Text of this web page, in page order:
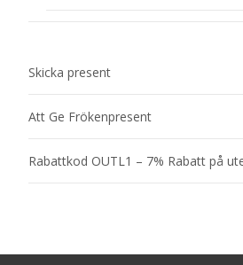
Skicka present
Att Ge Frökenpresent
Rabattkod OUTL1 – 7% Rabatt på